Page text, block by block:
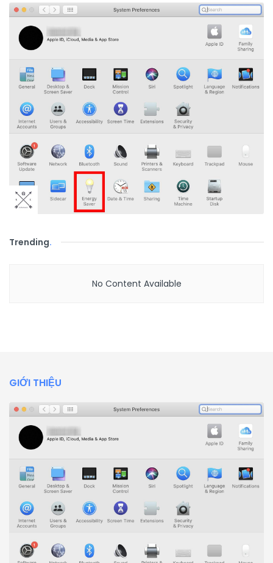
Trending.
No Content Available
GIỚI THIỆU